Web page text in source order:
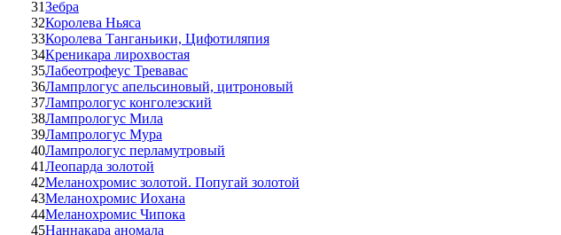
31Зебра
32Королева Ньяса
33Королева Танганьики, Цифотиляпия
34Креникара лирохвостая
35Лабеотрофеус Тревавас
36Лампрлогус апельсиновый, цитроновый
37Лампрологус конголезский
38Лампрологус Мила
39Лампрологус Мура
40Лампрологус перламутровый
41Леопарда золотой
42Меланохромис золотой. Попугай золотой
43Меланохромис Иохана
44Меланохромис Чипока
45Наннакара аномала